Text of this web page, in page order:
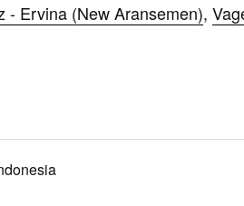
- Ervina (New Aransemen),